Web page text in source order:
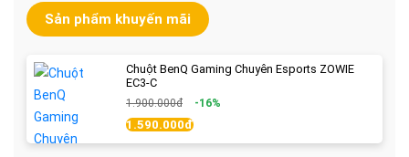
Sản phẩm khuyến mãi
Chuột BenQ Gaming Chuyên Esports ZOWIE
EC3-C
1.900.000đ -16%
1.590.000đ